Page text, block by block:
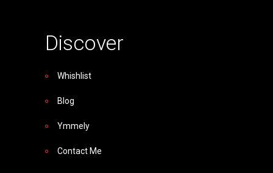
Discover
Whishlist
Blog
Ymmely
Contact Me